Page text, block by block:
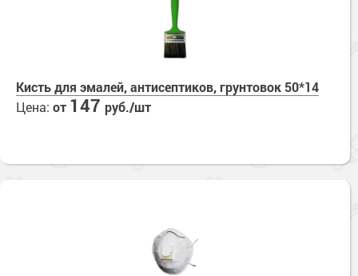
Кисть для эмалей, антисептиков, грунтовок 50*14
Цена: от 147 руб./шт